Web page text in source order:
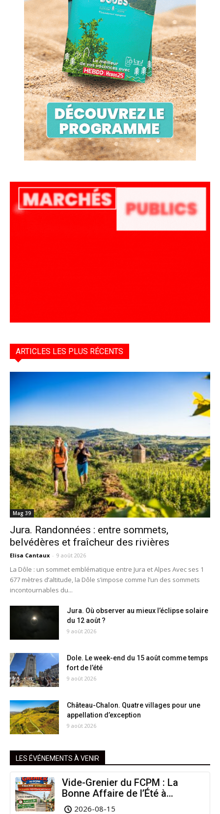
ARTICLES LES PLUS RÉCENTS
Mag 39
Jura. Randonnées : entre sommets,
belvédères et fraîcheur des rivières
Elisa Cantaux - 9 août 2026
La Dôle : un sommet emblématique entre Jura et Alpes Avec ses 1
677 mètres d’altitude, la Dôle s’impose comme l’un des sommets
incontournables du...
Jura. Où observer au mieux l’éclipse solaire
du 12 août ?
9 août 2026
Dole. Le week-end du 15 août comme temps
fort de l’été
9 août 2026
Château-Chalon. Quatre villages pour une
appellation d’exception
9 août 2026
LES ÉVÉNEMENTS À VENIR
Vide-Grenier du FCPM : La
Bonne Affaire de l’Été à
Arinthod !
2026-08-15